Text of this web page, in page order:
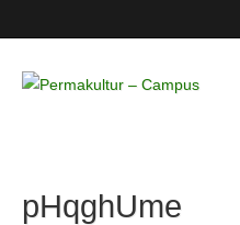
– Campus
pHqghUme